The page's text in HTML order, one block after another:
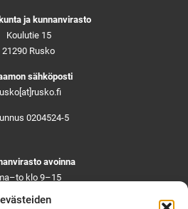
ja kunnanvirasto
Koulutie 15
21290 Rusko
sähköposti
0204524-5
avoinna
klo 9–15
aattoina klo 9–14